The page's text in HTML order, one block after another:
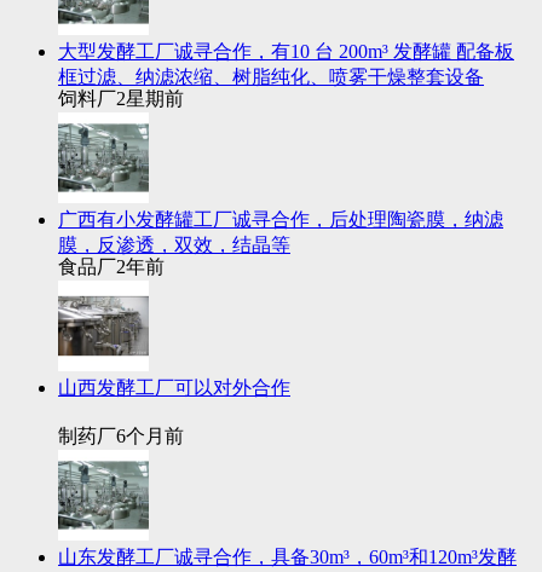
大型发酵工厂诚寻合作，有10 台 200m³ 发酵罐 配备板
框过滤、纳滤浓缩、树脂纯化、喷雾干燥整套设备
饲料厂2星期前
广西有小发酵罐工厂诚寻合作，后处理陶瓷膜，纳滤
膜，反渗透，双效，结晶等
食品厂2年前
山西发酵工厂可以对外合作
制药厂6个月前
山东发酵工厂诚寻合作，具备30m³，60m³和120m³发酵